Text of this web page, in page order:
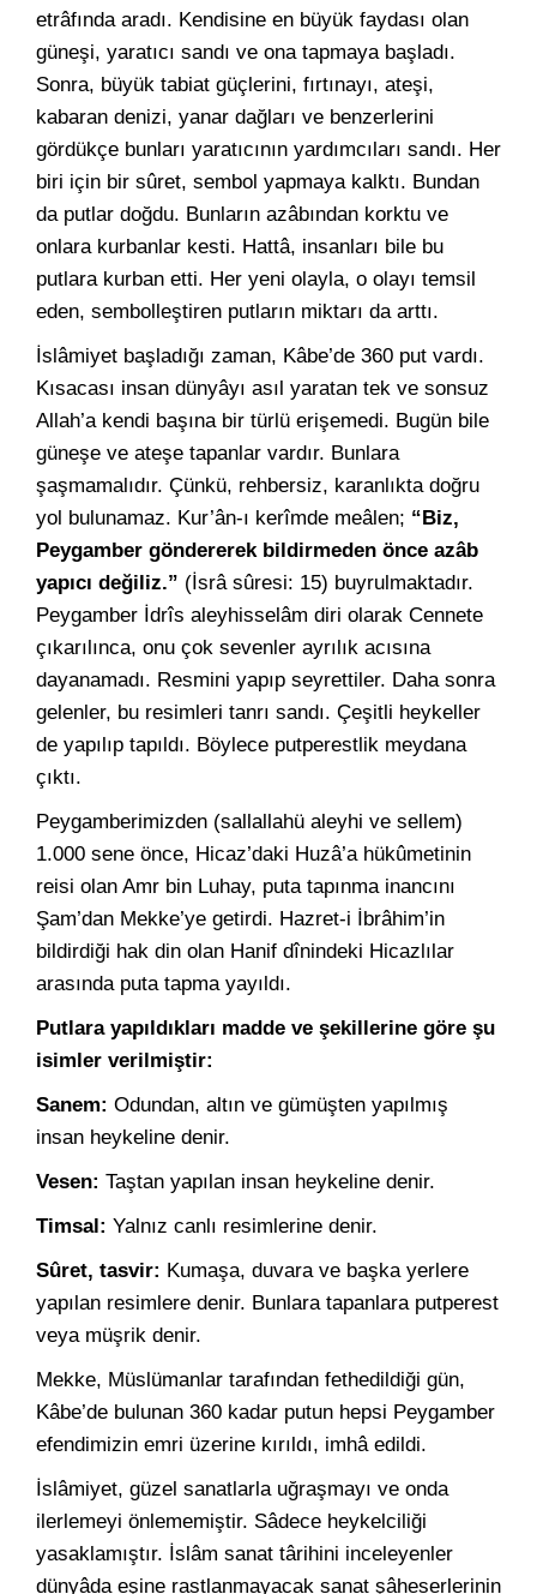
etrâfında aradı. Kendisine en büyük faydası olan
güneşi, yaratıcı sandı ve ona tapmaya başladı.
Sonra, büyük tabiat güçlerini, fırtınayı, ateşi,
kabaran denizi, yanar dağları ve benzerlerini
gördükçe bunları yaratıcının yardımcıları sandı. Her
biri için bir sûret, sembol yapmaya kalktı. Bundan
da putlar doğdu. Bunların azâbından korktu ve
onlara kurbanlar kesti. Hattâ, insanları bile bu
putlara kurban etti. Her yeni olayla, o olayı temsil
eden, sembolleştiren putların miktarı da arttı.
İslâmiyet başladığı zaman, Kâbe’de 360 put vardı.
Kısacası insan dünyâyı asıl yaratan tek ve sonsuz
Allah’a kendi başına bir türlü erişemedi. Bugün bile
güneşe ve ateşe tapanlar vardır. Bunlara
şaşmamalıdır. Çünkü, rehbersiz, karanlıkta doğru
yol bulunamaz. Kur’ân-ı kerîmde meâlen; “Biz,
Peygamber göndererek bildirmeden önce azâb
yapıcı değiliz.” (İsrâ sûresi: 15) buyrulmaktadır.
Peygamber İdrîs aleyhisselâm diri olarak Cennete
çıkarılınca, onu çok sevenler ayrılık acısına
dayanamadı. Resmini yapıp seyrettiler. Daha sonra
gelenler, bu resimleri tanrı sandı. Çeşitli heykeller
de yapılıp tapıldı. Böylece putperestlik meydana
çıktı.
Peygamberimizden (sallallahü aleyhi ve sellem)
1.000 sene önce, Hicaz’daki Huzâ’a hükûmetinin
reisi olan Amr bin Luhay, puta tapınma inancını
Şam’dan Mekke’ye getirdi. Hazret-i İbrâhim’in
bildirdiği hak din olan Hanif dînindeki Hicazlılar
arasında puta tapma yayıldı.
Putlara yapıldıkları madde ve şekillerine göre şu
isimler verilmiştir:
Sanem: Odundan, altın ve gümüşten yapılmış
insan heykeline denir.
Vesen: Taştan yapılan insan heykeline denir.
Timsal: Yalnız canlı resimlerine denir.
Sûret, tasvir: Kumaşa, duvara ve başka yerlere
yapılan resimlere denir. Bunlara tapanlara putperest
veya müşrik denir.
Mekke, Müslümanlar tarafından fethedildiği gün,
Kâbe’de bulunan 360 kadar putun hepsi Peygamber
efendimizin emri üzerine kırıldı, imhâ edildi.
İslâmiyet, güzel sanatlarla uğraşmayı ve onda
ilerlemeyi önlememiştir. Sâdece heykelciliği
yasaklamıştır. İslâm sanat târihini inceleyenler
dünyâda eşine rastlanmayacak sanat şâheserlerinin